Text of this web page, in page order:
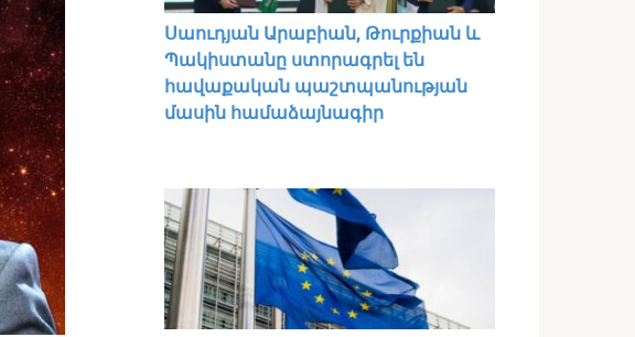
Սաուդյան Արաբիան, Թուրքիան և
Պակիստանը ստորագրել են
հավաքական պաշտպանության
մասին համաձայնագիր